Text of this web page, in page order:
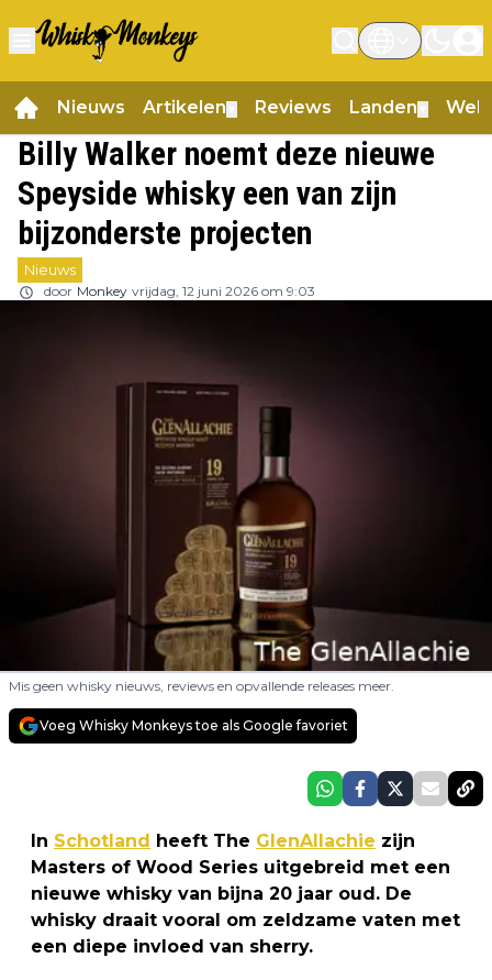
Nieuws Artikelen Reviews Landen
Billy Walker noemt deze nieuwe
Speyside whisky een van zijn
bijzonderste projecten
Nieuws
door Monkey vrijdag, 12 juni 2026 om 9:03
Mis geen whisky nieuws, reviews en opvallende releases meer.
Voeg Whisky Monkeys toe als Google favoriet
In Schotland heeft The GlenAllachie zijn
Masters of Wood Series uitgebreid met een
nieuwe whisky van bijna 20 jaar oud. De
whisky draait vooral om zeldzame vaten met
een diepe invloed van sherry.